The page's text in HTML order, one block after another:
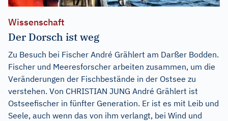
Wissenschaft
Der Dorsch ist weg
Zu Besuch bei Fischer André Grählert am Darßer Bodden.
Fischer und Meeresforscher arbeiten zusammen, um die
Veränderungen der Fischbestände in der Ostsee zu
verstehen. Von CHRISTIAN JUNG André Grählert ist
Ostseefischer in fünfter Generation. Er ist es mit Leib und
Seele, auch wenn das von ihm verlangt, bei Wind und